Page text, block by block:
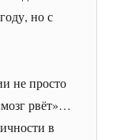
но с
не просто
рвёт»…
в